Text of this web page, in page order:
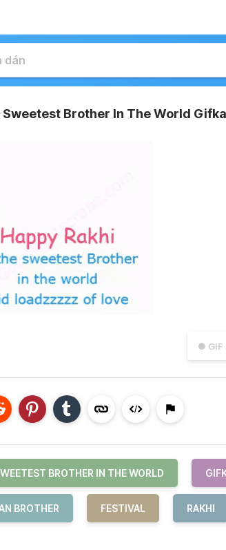
Brother In The World
● GIF
BROTHER IN THE WORLD
BROTHER FESTIVAL RAKHI